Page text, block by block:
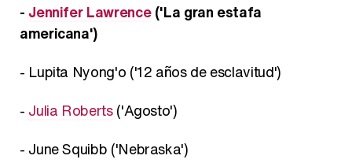
- Jennifer Lawrence('La gran estafa
americana')
- Lupita Nyong'o ('12 años de esclavitud')
- Julia Roberts('Agosto')
- June Squibb ('Nebraska')